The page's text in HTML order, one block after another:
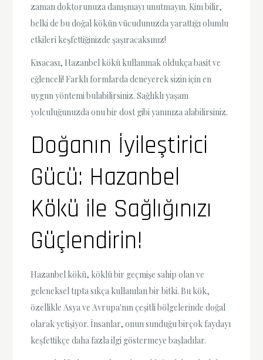
zaman doktorunuza danışmayı unutmayın. Kim bilir,
belki de bu doğal kökün vücudunuzda yarattığı olumlu
etkileri keşfettiğinizde şaşıracaksınız!
Kısacası, Hazanbel kökü kullanmak oldukça basit ve
eğlenceli! Farklı formlarda deneyerek sizin için en
uygun yöntemi bulabilirsiniz. Sağlıklı yaşam
yolculuğunuzda onu bir dost gibi yanınıza alabilirsiniz.
Doğanın İyileştirici
Gücü: Hazanbel
Kökü ile Sağlığınızı
Güçlendirin!
Hazanbel kökü, köklü bir geçmişe sahip olan ve
geleneksel tıpta sıkça kullanılan bir bitki. Bu kök,
özellikle Asya ve Avrupa'nın çeşitli bölgelerinde doğal
olarak yetişiyor. İnsanlar, onun sunduğu birçok faydayı
keşfettikçe daha fazla ilgi göstermeye başladılar.